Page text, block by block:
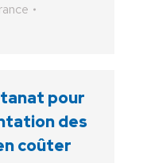
pour
des
coûter